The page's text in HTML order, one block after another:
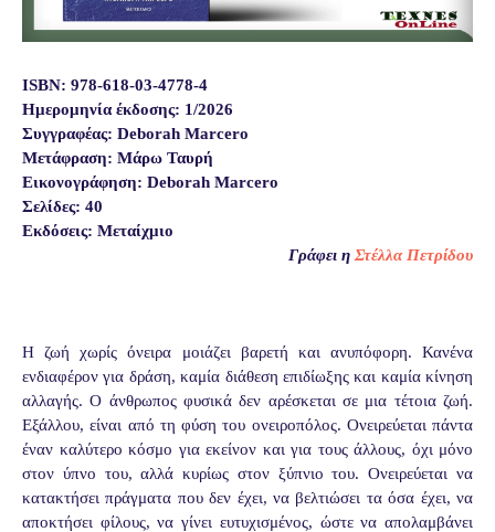
ISBN: 978-618-03-4778-4
Ημερομηνία έκδοσης: 1/2026
Συγγραφέας: Deborah Marcero
Μετάφραση: Μάρω Ταυρή
Εικονογράφηση: Deborah Marcero
Σελίδες: 40
Εκδόσεις: Μεταίχμιο
Γράφει η Στέλλα Πετρίδου
Η ζωή χωρίς όνειρα μοιάζει βαρετή και ανυπόφορη. Κανένα
ενδιαφέρον για δράση, καμία διάθεση επιδίωξης και καμία κίνηση
αλλαγής. Ο άνθρωπος φυσικά δεν αρέσκεται σε μια τέτοια ζωή.
Εξάλλου, είναι από τη φύση του ονειροπόλος. Ονειρεύεται πάντα
έναν καλύτερο κόσμο για εκείνον και για τους άλλους, όχι μόνο
στον ύπνο του, αλλά κυρίως στον ξύπνιο του. Ονειρεύεται να
κατακτήσει πράγματα που δεν έχει, να βελτιώσει τα όσα έχει, να
αποκτήσει φίλους, να γίνει ευτυχισμένος, ώστε να απολαμβάνει